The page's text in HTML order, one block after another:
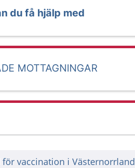
du få hjälp med
MOTTAGNINGAR
för vaccination i Västernorrland